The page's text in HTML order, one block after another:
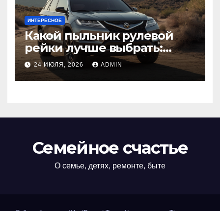
ИНТЕРЕСНОЕ
Какой пыльник рулевой
рейки лучше выбрать:
оригинальный или аналог,
резина или полиуретан
24 ИЮЛЯ, 2026 ADMIN
Семейное счастье
О семье, детях, ремонте, быте